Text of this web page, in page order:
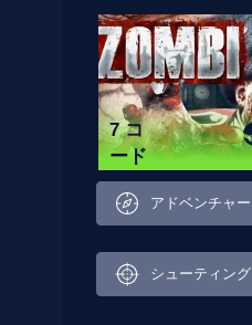
7 コ
ード
アドベンチャー
シューティング